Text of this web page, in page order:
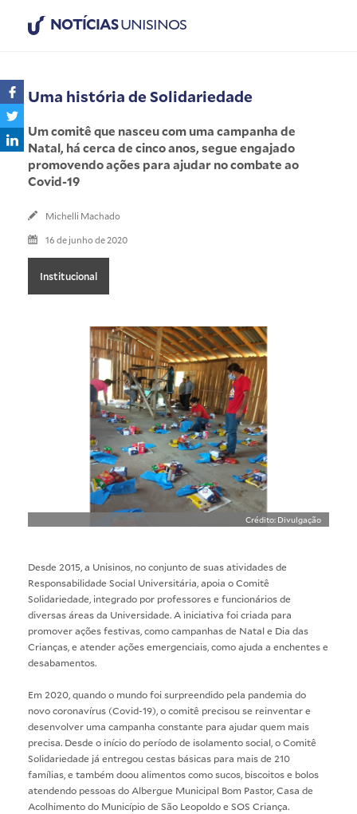
NOTÍCIASUNISINOS
Uma história de Solidariedade
Um comitê que nasceu com uma campanha de
Natal, há cerca de cinco anos, segue engajado
promovendo ações para ajudar no combate ao
Covid-19
Michelli Machado
16 de junho de 2020
Institucional
Crédito: Divulgação
Desde 2015, a Unisinos, no conjunto de suas atividades de
Responsabilidade Social Universitária, apoia o Comitê
Solidariedade, integrado por professores e funcionários de
diversas áreas da Universidade. A iniciativa foi criada para
promover ações festivas, como campanhas de Natal e Dia das
Crianças, e atender ações emergenciais, como ajuda a enchentes e
desabamentos.
Em 2020, quando o mundo foi surpreendido pela pandemia do
novo coronavírus (Covid-19), o comitê precisou se reinventar e
desenvolver uma campanha constante para ajudar quem mais
precisa. Desde o início do período de isolamento social, o Comitê
Solidariedade já entregou cestas básicas para mais de 210
famílias, e também doou alimentos como sucos, biscoitos e bolos
atendendo pessoas do Albergue Municipal Bom Pastor, Casa de
Acolhimento do Município de São Leopoldo e SOS Criança.